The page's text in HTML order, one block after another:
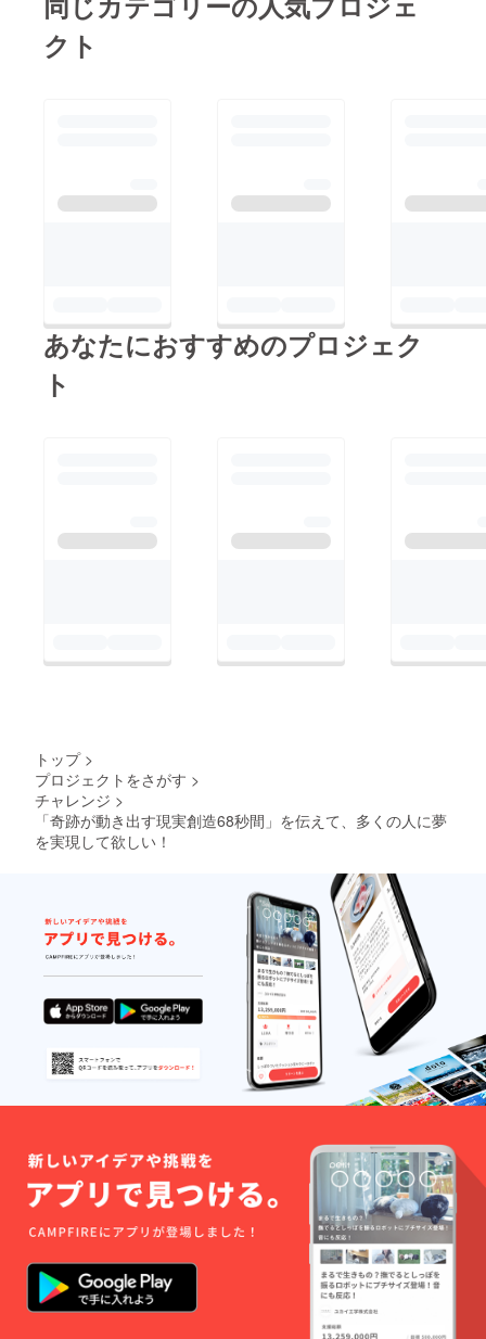
クト
あなたにおすすめのプロジェク
ト
トップ >
プロジェクトをさがす >
チャレンジ >
「奇跡が動き出す現実創造68秒間」を伝えて、多くの人に夢
を実現して欲しい！